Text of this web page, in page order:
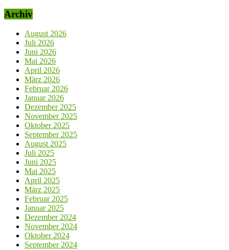
Archiv
August 2026
Juli 2026
Juni 2026
Mai 2026
April 2026
März 2026
Februar 2026
Januar 2026
Dezember 2025
November 2025
Oktober 2025
September 2025
August 2025
Juli 2025
Juni 2025
Mai 2025
April 2025
März 2025
Februar 2025
Januar 2025
Dezember 2024
November 2024
Oktober 2024
September 2024